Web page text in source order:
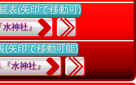
表(矢印で移動可)
水神社』
(矢印で移動可能)
『水神社』